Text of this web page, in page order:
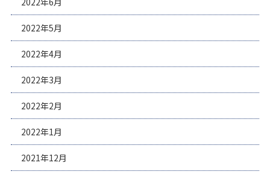
2022年5月
2022年4月
2022年3月
2022年2月
2022年1月
2021年12月